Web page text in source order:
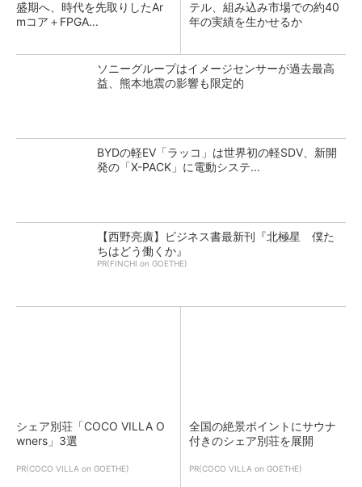
盛期へ、時代を先取りしたAr
mコア＋FPGA...
テル、組み込み市場での約40
年の実績を生かせるか
ソニーグループはイメージセンサーが過去最高
益、熊本地震の影響も限定的
BYDの軽EV「ラッコ」は世界初の軽SDV、新開
発の「X-PACK」に電動システ...
【西野亮廣】ビジネス書最新刊『北極星 僕た
ちはどう働くか』
PR(FINCHI on GOETHE)
シェア別荘「COCO VILLA O
wners」3選
PR(COCO VILLA on GOETHE)
全国の絶景ポイントにサウナ
付きのシェア別荘を展開
PR(COCO VILLA on GOETHE)